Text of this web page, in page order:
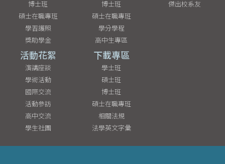
博士班
碩士在職專班
學習護照
獎助學金
博士班
碩士在職專班
學分學程
高中生專區
傑出校系友
活動花絮
演講座談
學術活動
國際交流
活動參訪
高中交流
學生社團
下載專區
學士班
碩士班
博士班
碩士在職專班
相關法規
法學英文字彙